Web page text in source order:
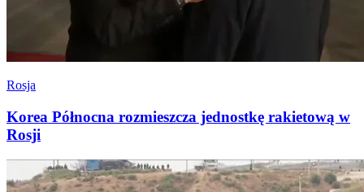
Rosja
Korea Północna rozmieszcza jednostkę rakietową w
Rosji